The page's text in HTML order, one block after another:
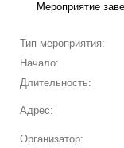
Мероприятие
Тип мероприятия:
Начало:
Длительность:
Адрес:
Организатор: